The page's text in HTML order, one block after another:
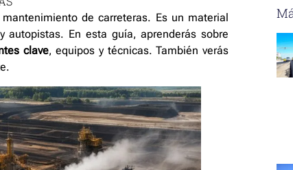
de carreteras. Es un material
autopistas. En esta guía, aprenderás sobre
clave, equipos y técnicas. También verás